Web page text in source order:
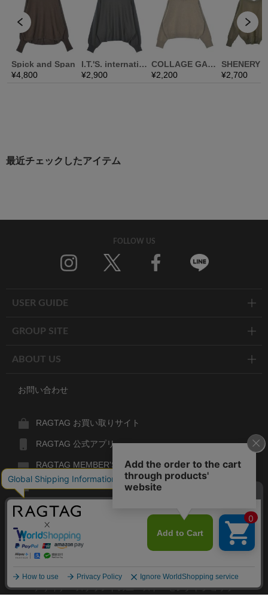
最近チェックしたアイテム
FOLLOW US
USER GUIDE
GROUP SITE
ABOUT US
お問い合わせ
RAGTAG お買い取りサイト
RAGTAG 公式アプリ
RAGTAG MEMBER'S CARD
RAGTAG MAGAZINE
RAGTAG Global
RAGTAG
デザイナーズブランドのユーズド・セレクトショップ